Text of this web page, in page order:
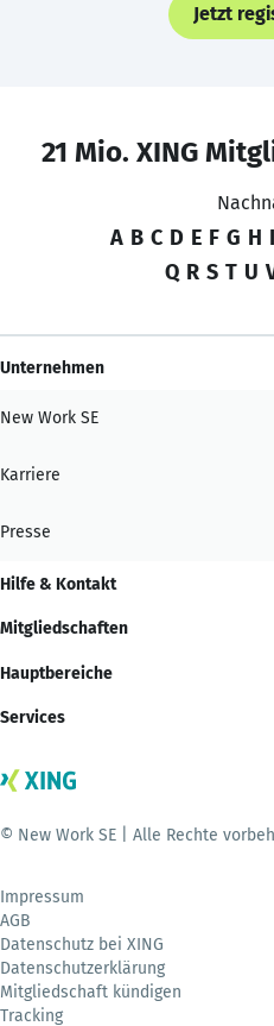
Jetzt
21 Mio. XING
A B C D E F G H I
Q R S T U
Unternehmen
New Work SE
Karriere
Presse
Hilfe & Kontakt
Mitgliedschaften
Hauptbereiche
Services
© New Work SE | Alle Rechte
Impressum
AGB
Datenschutz bei XING
Datenschutzerklärung
Mitgliedschaft kündigen
Tracking